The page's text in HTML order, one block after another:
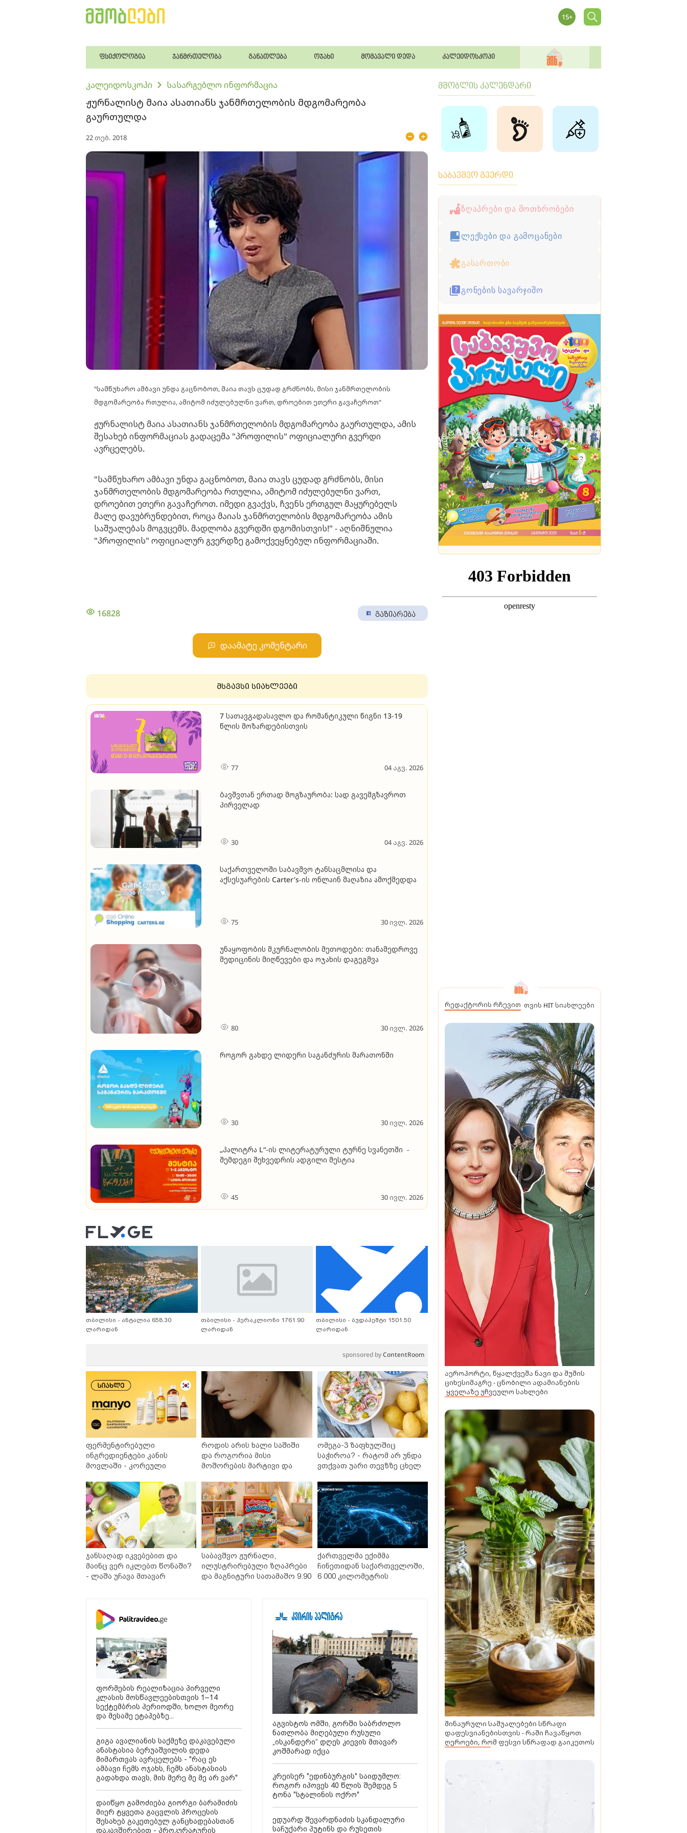
ფსიქოლოგია ჯანმრთელობა განათლება ოჯახი მომავალი დედა კალეიდოსკოპი
კალეიდოსკოპი სასარგებლო ინფორმაცია
ჟურნალისტ მაია ასათიანს ჯანმრთელობის მდგომარეობა
გაურთულდა
22 თებ. 2018
"სამწუხარო ამბავი უნდა გაცნობოთ, მაია თავს ცუდად გრძნობს, მისი ჯანმრთელობის
მდგომარეობა რთულია, ამიტომ იძულებულნი ვართ, დროებით ეთერი გავაჩეროთ"
ჟურნალისტ მაია ასათიანს ჯანმრთელობის მდგომარეობა გაურთულდა, ამის
შესახებ ინფორმაციას გადაცემა "პროფილის" ოფიციალური გვერდი
ავრცელებს.
"სამწუხარო ამბავი უნდა გაცნობოთ, მაია თავს ცუდად გრძნობს, მისი
ჯანმრთელობის მდგომარეობა რთულია, ამიტომ იძულებულნი ვართ,
დროებით ეთერი გავაჩეროთ. იმედი გვაქვს, ჩვენს ერთგულ მაყურებელს
მალე დავუბრუნდებით, როცა მაიას ჯანმრთელობის მდგომარეობა ამის
საშუალებას მოგვცემს. მადლობა გვერდში დგომისთვის!" - აღნიშნულია
"პროფილის" ოფიციალურ გვერდზე გამოქვეყნებულ ინფორმაციაში.
16828 გაზიარება
დაამატე კომენტარი
მსგავსი სიახლეები
7 სათავგადასავლო და რომანტიკული წიგნი 13-19
წლის მოზარდებისთვის
77 04 აგვ. 2026
ბავშვთან ერთად მოგზაურობა: სად გავემგზავროთ
პირველად
30 04 აგვ. 2026
საქართველოში საბავშვო ტანსაცმლისა და
აქსესუარების Carter’s-ის ონლაინ მაღაზია ამოქმედდა
75 30 ივლ. 2026
უნაყოფობის მკურნალობის მეთოდები: თანამედროვე
მედიცინის მიღწევები და ოჯახის დაგეგმვა
80 30 ივლ. 2026
როგორ გახდე ლიდერი საგანძურის მარათონში
30 30 ივლ. 2026
„პალიტრა L“-ის ლიტერატურული ტურნე სვანეთში -
შემდეგი შეხვედრის ადგილი მესტია
45 30 ივლ. 2026
თბილისი - ანტალია 658.30
ლარიდან
თბილისი - ჰერაკლიონი 1761.90
ლარიდან
თბილისი - ბუდაპეშტი 1501.50
ლარიდან
sponsored byContentRoom
ფერმენტირებული
ინგრედიენტები კანის
მოვლაში - კორეული
საქართველოშია
როდის არის ხალი საშიში
და როგორია მისი
მოშორების მარტივი და
ომეგა-3 ზაფხულშიც
საჭიროა? - რატომ არ უნდა
ვთქვათ უარი თევზზე ცხელ
ჯანსაღად იკვებებით და
მაინც ვერ იკლებთ წონაში?
- ლაშა უჩავა მთავარ
საბავშვო ჟურნალი,
ილუსტრირებული ზღაპრები
და მაგნიტური სათამაშო 9.90
ქართველმა ექიმმა
ჩინეთიდან საქართველოში,
6 000 კილომეტრის
დაწერილია
ფორმების რეალიზაცია პირველი
კლასის მოსწავლეებისთვის 1–14
სექტემბრის პერიოდში, ხოლო მეორე
და მესამე ეტაპებზე...
გიგა ავალიანის საქმეზე დაკავებული
ანასტასია ბერუაშვილის დედა
მიმართვას ავრცელებს - "რაც ეს
ამბავი ჩემს ოჯახს, ჩემს ანასტასიას
გადახდა თავს, მის მერე მე მე არ ვარ"
დაიწყო გამოძიება გიორგი ბარამიძის
მიერ ტყვეთა გაცვლის პროცესის
შესახებ გაკეთებულ განცხადებასთან
დაკავშირებით - პროკურატურის
აგვისტოს ომში, გორში საბრძოლო
ნათლობა მიღებული რუსული
„ისკანდერი“ დღეს კიევის მთავარ
კოშმარად იქცა
კრეისერ "ედინბურგის" საიდუმლო:
როგორ იპოვეს 40 წლის შემდეგ 5
ტონა "სტალინის ოქრო"
ედუარდ შევარდნაძის სკანდალური
საჩუქარი პუტინს და რუსეთის
მშობლის კალენდარი
საბავშვო გვერდი
ზღაპრები და მოთხრობები
ლექსები და გამოცანები
გასართობი
გონების სავარჯიშო
რედაქტორის რჩევით თვის HIT სიახლეები
აეროპორტი, წყალქვეშა ნავი და შუშის
ციხესიმაგრე - ცნობილი ადამიანების
ყველაზე უჩვეულო სახლები
შინაურული საშუალებები სწრაფი
დაფესვიანებისთვის - რაში ჩავაწყოთ
ღეროები, რომ ფესვი სწრაფად გაიკეთოს